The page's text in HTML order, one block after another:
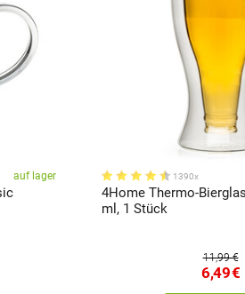
auf lager 1390x
4Home Thermo-
ml, 1 Stück
11,99 €
6,49€